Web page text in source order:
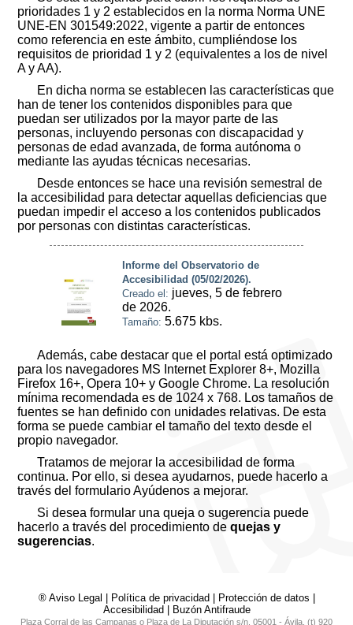
prioridades 1 y 2 establecidos en la norma Norma UNE
UNE-EN 301549:2022, vigente a partir de entonces
como referencia en este ámbito, cumpliéndose los
requisitos de prioridad 1 y 2 (equivalentes a los de nivel
A y AA).
En dicha norma se establecen las características que
han de tener los contenidos disponibles para que
puedan ser utilizados por la mayor parte de las
personas, incluyendo personas con discapacidad y
personas de edad avanzada, de forma autónoma o
mediante las ayudas técnicas necesarias.
Desde entonces se hace una revisión semestral de
la accesibilidad para detectar aquellas deficiencias que
puedan impedir el acceso a los contenidos publicados
por personas con distintas características.
Informe del Observatorio de
Accesibilidad (05/02/2026).
Creado el: jueves, 5 de febrero
de 2026.
Tamaño: 5.675 kbs.
Además, cabe destacar que el portal está optimizado
para los navegadores MS Internet Explorer 8+, Mozilla
Firefox 16+, Opera 10+ y Google Chrome. La resolución
mínima recomendada es de 1024 x 768. Los tamaños de
fuentes se han definido con unidades relativas. De esta
forma se puede cambiar el tamaño del texto desde el
propio navegador.
Tratamos de mejorar la accesibilidad de forma
continua. Por ello, si desea ayudarnos, puede hacerlo a
través del formulario Ayúdenos a mejorar.
Si desea formular una queja o sugerencia puede
hacerlo a través del procedimiento dequejas y
sugerencias.
® Aviso Legal Política de privacidad Protección de datos
Accesibilidad
Buzón Antifraude
Plaza Corral de las Campanas o Plaza de La Diputación s/n. 05001 - Ávila. (t) 920